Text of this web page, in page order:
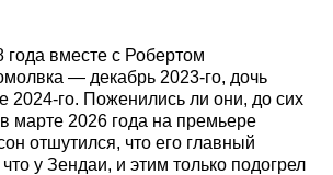
года вместе с Робертом
— декабрь 2023-го, дочь
2024-го. Поженились ли они, до сих
марте 2026 года на премьере
отшутился, что его главный
у Зендаи, и этим только подогрел